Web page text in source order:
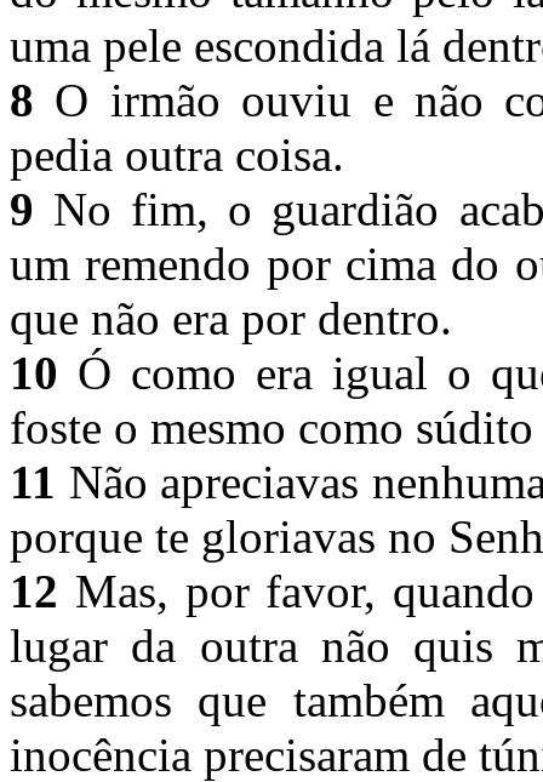
uma pele escondida lá
8 O irmão ouviu e não
pedia outra coisa.
9 No fim, o guardião
um remendo por cima do
que não era por dentro.
10 Ó como era igual o
foste o mesmo como
11 Não apreciavas
porque te gloriavas no
12 Mas, por favor,
lugar da outra não quis
sabemos que também
inocência precisaram de